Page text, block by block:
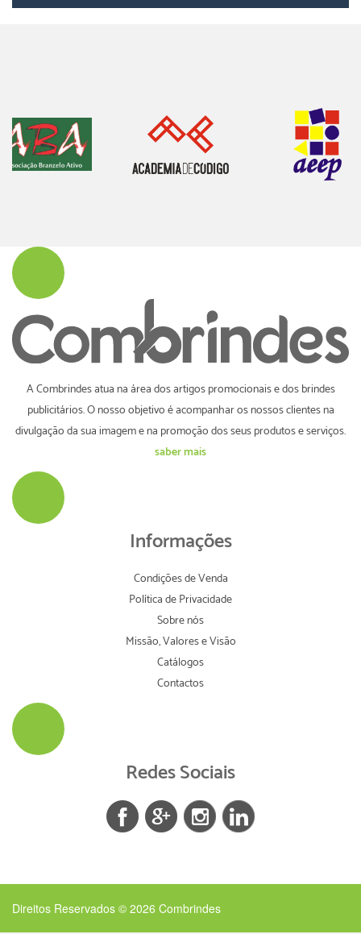
A Combrindes atua na área dos artigos promocionais e dos brindes
publicitários. O nosso objetivo é acompanhar os nossos clientes na
divulgação da sua imagem e na promoção dos seus produtos e serviços.
saber mais
Informações
Condições de Venda
Política de Privacidade
Sobre nós
Missão, Valores e Visão
Catálogos
Contactos
Redes Sociais
Direitos Reservados © 2026 Combrindes